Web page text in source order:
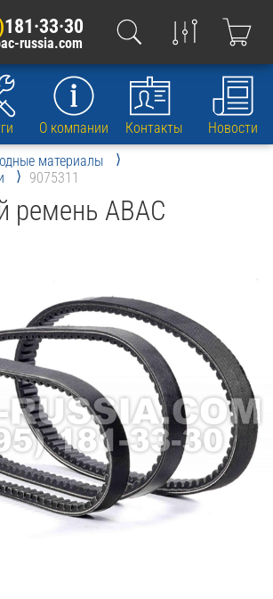
181·33·30
russia.com
О компании Контакты
Новости
материалы
9075311
ремень ABAC